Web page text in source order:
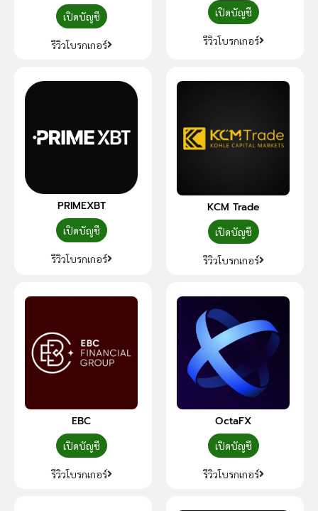
เปิดบัญชี
รีวิวโบรกเกอร์
เปิดบัญชี
รีวิวโบรกเกอร์
PRIMEXBT
เปิดบัญชี
รีวิวโบรกเกอร์
KCM Trade
เปิดบัญชี
รีวิวโบรกเกอร์
EBC
เปิดบัญชี
รีวิวโบรกเกอร์
OctaFX
เปิดบัญชี
รีวิวโบรกเกอร์